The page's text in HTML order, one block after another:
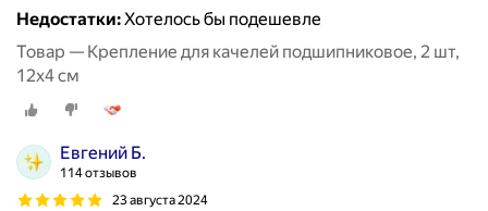
Недостатки:Хотелось бы подешевле
Товар — Крепление для качелей подшипниковое, 2 шт,
12х4 см
Евгений Б.
114 отзывов
23 августа 2024